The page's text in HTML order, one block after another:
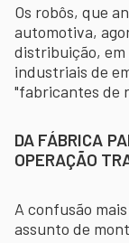
Os robôs, que
automotiva,
distribuição, em
industriais de
"fabricantes de
DA FÁBRICA
OPERAÇÃO
A confusão
assunto de